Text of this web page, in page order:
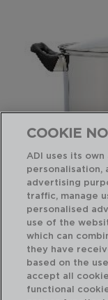
HABITAT - QUID
OLLA ACERO
28X21CM - 12,9L
6024013
COOKIE
ADI uses its
personalisation,
advertising
traffic, manage
personalised
use of the
which can
they have
based on the
accept all
functional